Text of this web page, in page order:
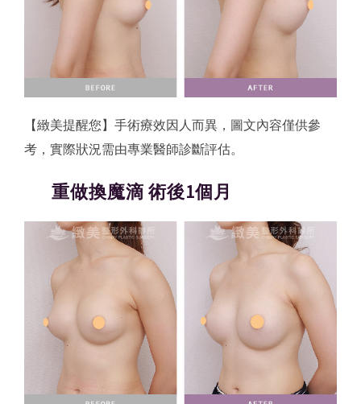
【緻美提醒您】手術療效因人而異，圖文內容僅供參
考，實際狀況需由專業醫師診斷評估。
重做換魔滴 術後1個月